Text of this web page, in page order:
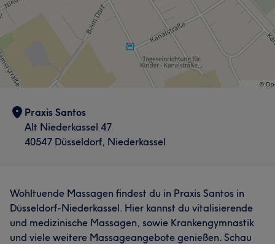
Praxis Santos
Alt Niederkassel 47
40547 Düsseldorf, Niederkassel
Wohltuende Massagen findest du in Praxis Santos in
Düsseldorf-Niederkassel. Hier kannst du vitalisierende
und medizinische Massagen, sowie Krankengymnastik
und viele weitere Massageangebote genießen. Schau